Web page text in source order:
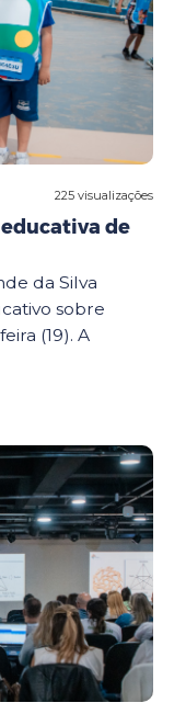
225 visualizações
de
da Silva
sobre
(19). A